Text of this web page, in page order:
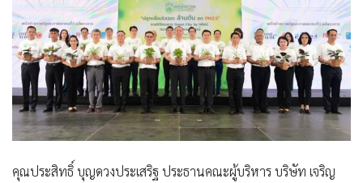
คุณประสิทธิ์ บุญดวงประเสริฐ ประธานคณะผู้บริหาร บริษัท เจริญ